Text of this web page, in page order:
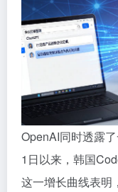
OpenAI同时透露
1日以来，韩国
这一增长曲线表明